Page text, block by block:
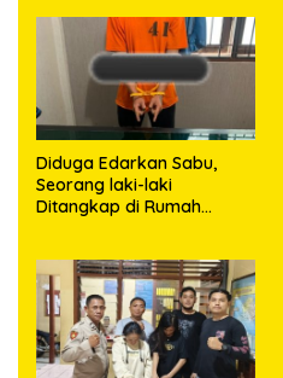
Diduga Edarkan Sabu,
Seorang laki-laki
Ditangkap di Rumah
Puluhan Plastik Klip